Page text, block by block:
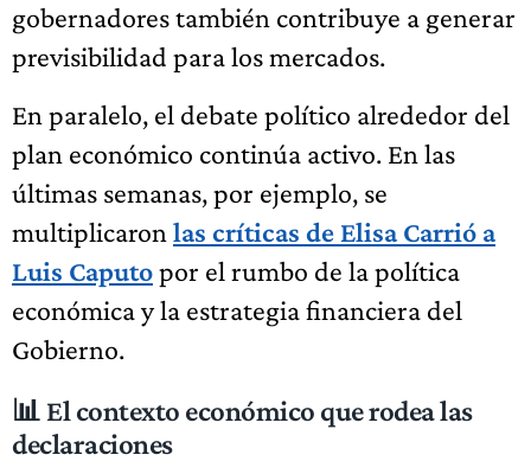
gobernadores también contribuye a generar
previsibilidad para los mercados.
En paralelo, el debate político alrededor del
plan económico continúa activo. En las
últimas semanas, por ejemplo, se
multiplicaron las críticas de Elisa Carrió a
Luis Caputopor el rumbo de la política
económica y la estrategia financiera del
Gobierno.
📊 El contexto económico que rodea las
declaraciones